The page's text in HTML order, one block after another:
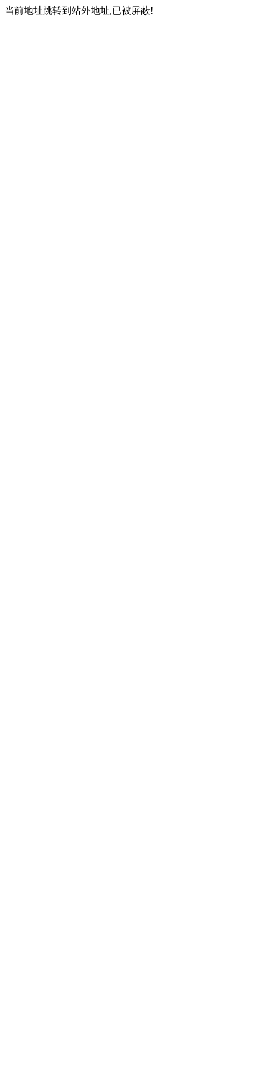
当前地址跳转到站外地址,已被屏蔽!